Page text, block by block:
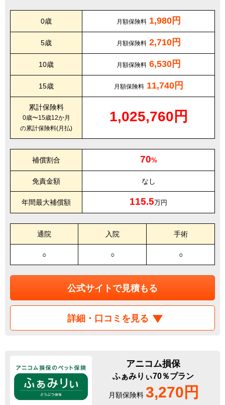
0歳 月額保険料 1,980円
5歳 月額保険料 2,710円
10歳 月額保険料 6,530円
15歳 月額保険料 11,740円
累計保険料
0歳〜15歳12か月
の累計保険料(月払)
1,025,760円
補償割合 70%
免責金額 なし
年間最大補償額 115.5万円
通院 入院 手術
○ ○ ○
公式サイトで見積もる
詳細・口コミを見る
アニコム損保
ふぁみりぃ70％プラン
月額保険料 3,270円